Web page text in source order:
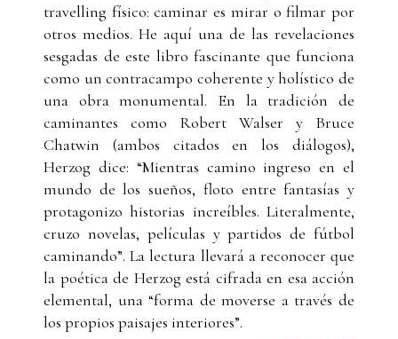
travelling físico: caminar es mirar o filmar por
otros medios. He aquí una de las revelaciones
sesgadas de este libro fascinante que funciona
como un contracampo coherente y holístico de
una obra monumental. En la tradición de
caminantes como Robert Walser y Bruce
Chatwin (ambos citados en los diálogos),
Herzog dice: “Mientras camino ingreso en el
mundo de los sueños, floto entre fantasías y
protagonizo historias increíbles. Literalmente,
cruzo novelas, películas y partidos de fútbol
caminando”. La lectura llevará a reconocer que
la poética de Herzog está cifrada en esa acción
elemental, una “forma de moverse a través de
los propios paisajes interiores”.